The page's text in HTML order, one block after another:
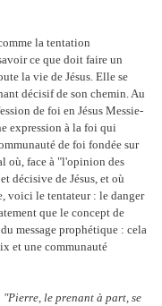
la tentation
ce que doit faire un
la vie de Jésus. Elle se
décisif de son chemin. Au
de foi en Jésus Messie-
expression à la foi qui
de foi fondée sur
où, face à "l'opinion des
décisive de Jésus, et où
voici le tentateur : le danger
que le concept de
message prophétique : cela
et une communauté
"Pierre, le prenant à part, se